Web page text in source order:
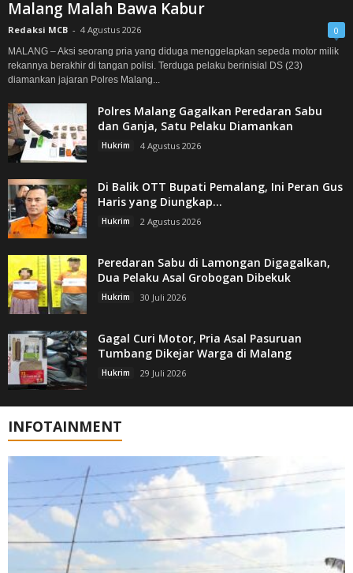
Malang Malah Bawa Kabur
Redaksi MCB - 4 Agustus 2026 0
MALANG – Aksi seorang pria yang diduga menggelapkan sepeda motor milik
rekannya berakhir di tangan polisi. Terduga pelaku berinisial DS (23)
diamankan jajaran Polres Malang...
Polres Malang Gagalkan Peredaran Sabu
dan Ganja, Satu Pelaku Diamankan
Hukrim 4 Agustus 2026
Di Balik OTT Bupati Pemalang, Ini Peran Gus
Haris yang Diungkap...
Hukrim 2 Agustus 2026
Peredaran Sabu di Lamongan Digagalkan,
Dua Pelaku Asal Grobogan Dibekuk
Hukrim 30 Juli 2026
Gagal Curi Motor, Pria Asal Pasuruan
Tumbang Dikejar Warga di Malang
Hukrim 29 Juli 2026
INFOTAINMENT